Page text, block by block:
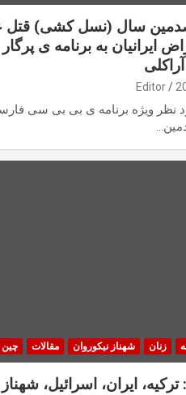
سال (نسل کشی) قتل
ایرانیان به برنامه ی
Editor
نظر ویژه برنامه ی بی بی سی
زنان شهناز نیکوروان مقالات چین
ایران، اسرائیل، شهناز